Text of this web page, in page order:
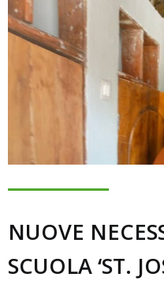
NUOVE
SCUOLA ‘ST.